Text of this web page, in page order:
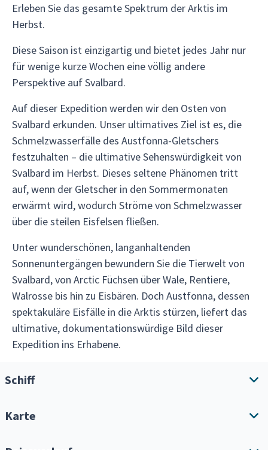
Erleben Sie das gesamte Spektrum der Arktis im
Herbst.
Diese Saison ist einzigartig und bietet jedes Jahr nur
für wenige kurze Wochen eine völlig andere
Perspektive auf Svalbard.
Auf dieser Expedition werden wir den Osten von
Svalbard erkunden. Unser ultimatives Ziel ist es, die
Schmelzwasserfälle des Austfonna-Gletschers
festzuhalten – die ultimative Sehenswürdigkeit von
Svalbard im Herbst. Dieses seltene Phänomen tritt
auf, wenn der Gletscher in den Sommermonaten
erwärmt wird, wodurch Ströme von Schmelzwasser
über die steilen Eisfelsen fließen.
Unter wunderschönen, langanhaltenden
Sonnenuntergängen bewundern Sie die Tierwelt von
Svalbard, von Arctic Füchsen über Wale, Rentiere,
Walrosse bis hin zu Eisbären. Doch Austfonna, dessen
spektakuläre Eisfälle in die Arktis stürzen, liefert das
ultimative, dokumentationswürdige Bild dieser
Expedition ins Erhabene.
Schiff
Karte